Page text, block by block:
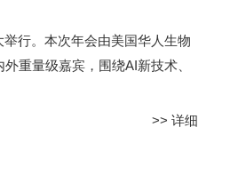
行。本次年会由美国华人生物
重量级嘉宾，围绕AI新技术、
>> 详细